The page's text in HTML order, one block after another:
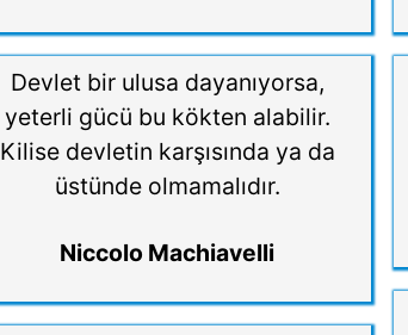
Devlet bir ulusa dayanıyorsa,
yeterli gücü bu kökten alabilir.
Kilise devletin karşısında ya da
üstünde olmamalıdır.
Niccolo Machiavelli